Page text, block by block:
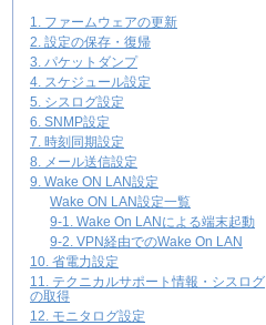
1. ファームウェアの更新
2. 設定の保存・復帰
3. パケットダンプ
4. スケジュール設定
5. シスログ設定
6. SNMP設定
7. 時刻同期設定
8. メール送信設定
9. Wake ON LAN設定
Wake ON LAN設定一覧
9-1. Wake On LANによる端末起動
9-2. VPN経由でのWake On LAN
10. 省電力設定
11. テクニカルサポート情報・シスログ
の取得
12. モニタログ設定